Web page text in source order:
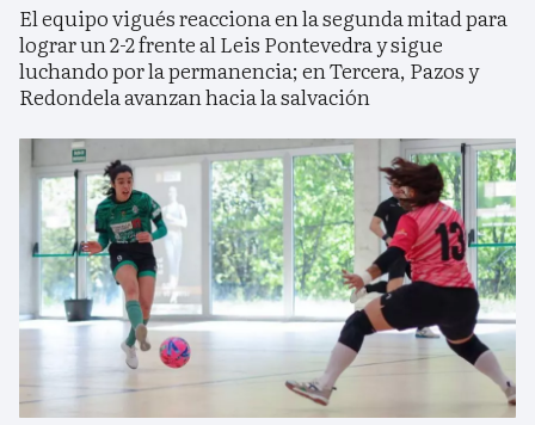
El equipo vigués reacciona en la segunda mitad para
lograr un 2-2 frente al Leis Pontevedra y sigue
luchando por la permanencia; en Tercera, Pazos y
Redondela avanzan hacia la salvación